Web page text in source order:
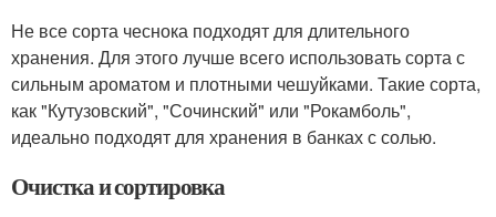
Не все сорта чеснока подходят для длительного
хранения. Для этого лучше всего использовать сорта с
сильным ароматом и плотными чешуйками. Такие сорта,
как "Кутузовский", "Сочинский" или "Рокамболь",
идеально подходят для хранения в банках с солью.
Очистка и сортировка